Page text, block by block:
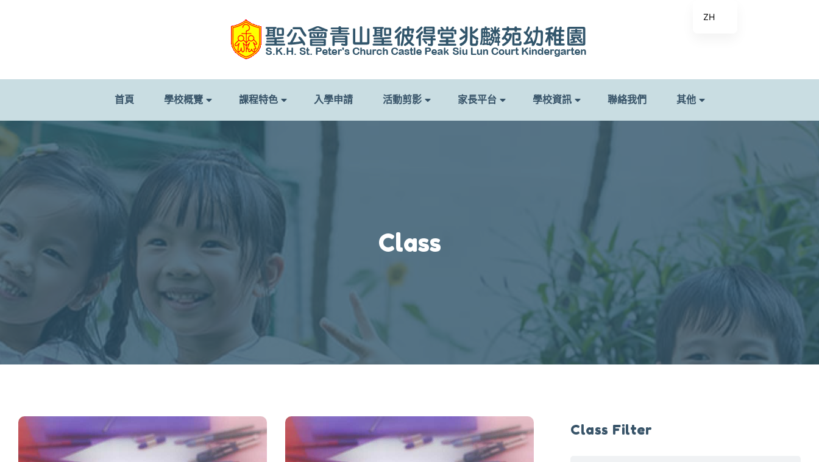
首頁 學校概覽 課程特色 入學申請 活動剪影 家長平台 學校資訊 聯絡我們 其他
Class
Class Filter
ZH